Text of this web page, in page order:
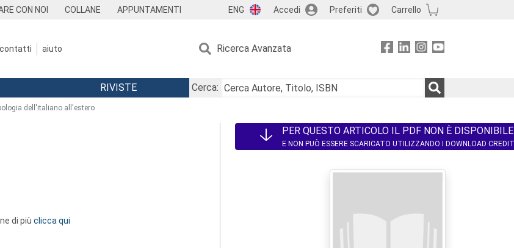
CON NOI COLLANE APPUNTAMENTI ENG Accedi Preferiti Carrello
contatti aiuto Ricerca Avanzata
RIVISTE
Cerca:
dell'italiano all'estero
di più clicca qui
PER QUESTO ARTICOLO IL PDF NON È DISPONIBILE
E NON PUÒ ESSERE SCARICATO UTILIZZANDO I DOWNLOAD CREDIT